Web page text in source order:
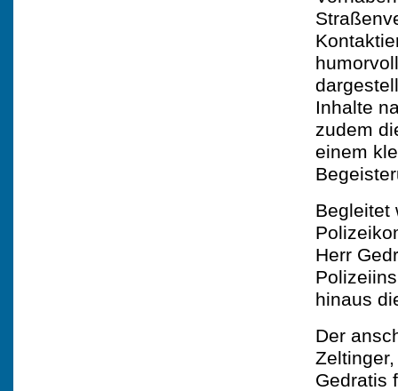
Inhalte
zudem
einem
Begleitet
Herr
hinaus
Der
Gedratis